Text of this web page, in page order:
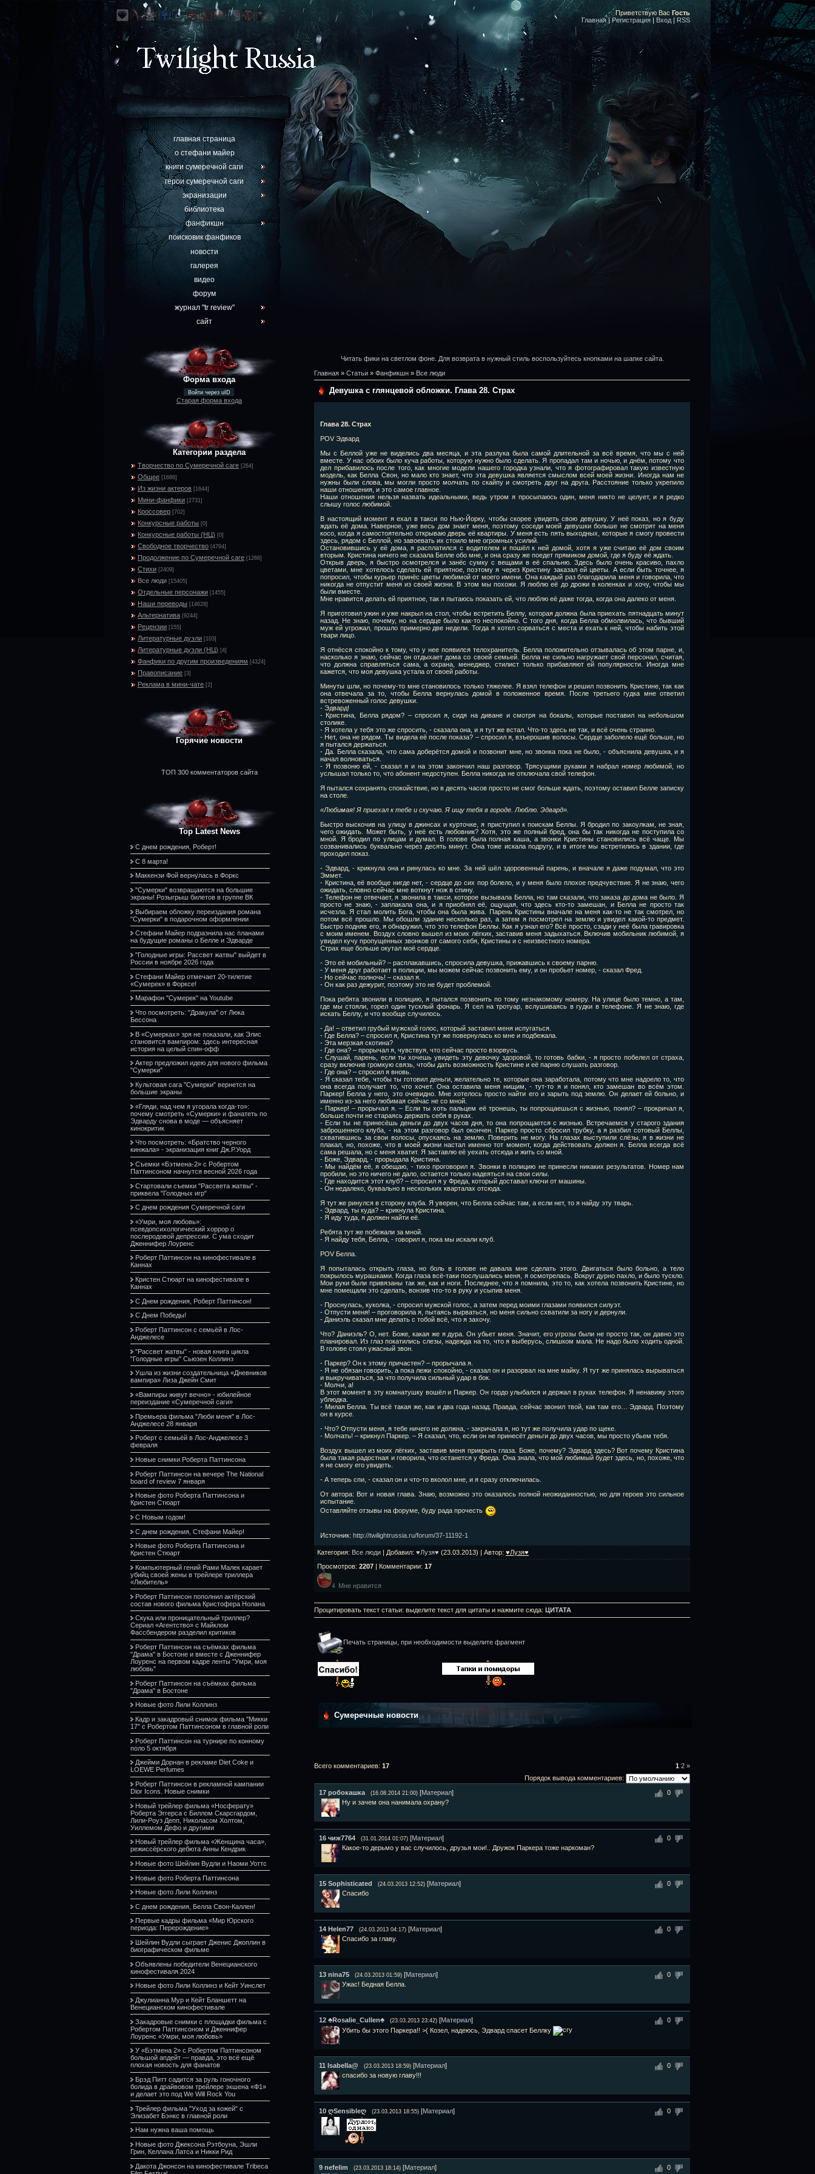
Приветствую Вас Гость
Главная|Регистрация | Вход | RSS
главная страница
о стефани майер
книги сумеречной саги
герои сумеречной саги
экранизации
библиотека
фанфикшн
поисковик фанфиков
новости
галерея
видео
форум
журнал "tr review"
сайт
Форма входа
Войти через uID
Старая форма входа
Категории раздела
Творчество по Сумеречной саге [264]
Общее [1686]
Из жизни актеров [1644]
Мини-фанфики [2731]
Кроссовер [702]
Конкурсные работы [0]
Конкурсные работы (НЦ) [0]
Свободное творчество [4794]
Продолжение по Сумеречной саге [1266]
Стихи [2409]
Все люди [15405]
Отдельные персонажи [1455]
Наши переводы [14628]
Альтернатива [9244]
Рецензии [155]
Литературные дуэли [103]
Литературные дуэли (НЦ) [4]
Фанфики по другим произведениям [4324]
Правописание [3]
Реклама в мини-чате [2]
Горячие новости
ТОП 300 комментаторов сайта
Top Latest News
С днем рождения, Роберт!
С 8 марта!
Маккензи Фой вернулась в Форкс
"Сумерки" возвращаются на большие
экраны! Розыгрыш билетов в группе ВК
Выбираем обложку переиздания романа
"Сумерки" в подарочном оформлении
Стефани Майер подразнила нас планами
на будущие романы о Белле и Эдварде
"Голодные игры: Рассвет жатвы" выйдет в
России в ноябре 2026 года
Стефани Майер отмечает 20-тилетие
«Сумерек» в Форксе!
Марафон "Сумерек" на Youtube
Что посмотреть: "Дракула" от Люка
Бессона
В «Сумерках» зря не показали, как Элис
становится вампиром: здесь интересная
история на целый спин-офф
Актер предложил идею для нового фильма
"Сумерки"
Культовая сага "Сумерки" вернется на
большие экраны
«Гляди, над чем я угорала когда-то»:
почему смотреть «Сумерки» и фанатеть по
Эдварду снова в моде — объясняет
кинокритик
Что посмотреть: «Братство черного
кинжала» - экранизация книг Дж.Р.Уорд
Съемки «Бэтмена-2» с Робертом
Паттинсоном начнутся весной 2026 года
Стартовали съемки "Рассвета жатвы" -
приквела "Голодных игр"
С днем рождения Сумеречной саги
«Умри, моя любовь»:
псевдопсихологический хоррор о
послеродовой депрессии. С ума сходит
Дженнифер Лоуренс
Роберт Паттинсон на кинофестивале в
Каннах
Кристен Стюарт на кинофестивале в
Каннах
С Днем рождения, Роберт Паттинсон!
С Днем Победы!
Роберт Паттинсон с семьёй в Лос-
Анджелесе
"Рассвет жатвы" - новая книга цикла
"Голодные игры" Сьюзен Коллинз
Ушла из жизни создательница «Дневников
вампира» Лиза Джейн Смит
«Вампиры живут вечно» - юбилейное
переиздание «Сумеречной саги»
Премьера фильма "Люби меня" в Лос-
Анджелесе 28 января
Роберт с семьёй в Лос-Анджелесе 3
февраля
Новые снимки Роберта Паттинсона
Роберт Паттинсон на вечере The National
board of review 7 января
Новые фото Роберта Паттинсона и
Кристен Стюарт
С Новым годом!
С днем рождения, Стефани Майер!
Новые фото Роберта Паттинсона и
Кристен Стюарт
Компьютерный гений Рами Малек карает
убийц своей жены в трейлере триллера
«Любитель»
Роберт Паттинсон пополнил актёрский
состав нового фильма Кристофера Нолана
Скука или проницательный триллер?
Сериал «Агентство» с Майклом
Фассбендером разделил критиков
Роберт Паттинсон на съёмках фильма
"Драма" в Бостоне и вместе с Дженнифер
Лоуренс на первом кадре ленты "Умри, моя
любовь"
Роберт Паттинсон на съёмках фильма
"Драма" в Бостоне
Новые фото Лили Коллинз
Кадр и закадровый снимок фильма "Микки
17" с Робертом Паттинсоном в главной роли
Роберт Паттинсон на турнире по конному
поло 5 октября
Джейми Дорнан в рекламе Diet Coke и
LOEWE Perfumes
Роберт Паттинсон в рекламной кампании
Dior Icons. Новые снимки
Новый трейлер фильма «Носферату»
Роберта Эггерса с Биллом Скарсгардом,
Лили-Роуз Депп, Николасом Холтом,
Уиллемом Дефо и другими
Новый трейлер фильма «Женщина часа»,
режиссёрского дебюта Анны Кендрик
Новые фото Шейлин Вудли и Наоми Уоттс
Новые фото Роберта Паттинсона
Новые фото Лили Коллинз
С днем рождения, Белла Свон-Каллен!
Первые кадры фильма «Мир Юрского
периода: Перерождение»
Шейлин Вудли сыграет Дженис Джоплин в
биографическом фильме
Объявлены победители Венецианского
кинофестиваля 2024
Новые фото Лили Коллинз и Кейт Уинслет
Джулианна Мур и Кейт Бланшетт на
Венецианском кинофестивале
Закадровые снимки с площадки фильма с
Робертом Паттинсоном и Дженнифер
Лоуренс «Умри, моя любовь»
У «Бэтмена 2» с Робертом Паттинсоном
большой апдейт — правда, это всё ещё
плохая новость для фанатов
Брэд Питт садится за руль гоночного
болида в драйвовом трейлере экшена «Ф1»
и делает это под We Will Rock You
Трейлер фильма "Уход за кожей" с
Элизабет Бэнкс в главной роли
Нам нужна ваша помощь
Новые фото Джексона Рэтбоуна, Эшли
Грин, Келлана Латса и Никки Рид
Дакота Джонсон на кинофестивале Tribeca
Читать фики на светлом фоне. Для возврата в нужный стиль воспользуйтесь кнопками на шапке сайта.
Главная » Статьи » Фанфикшн » Все люди
Девушка с глянцевой обложки. Глава 28. Страх
Глава 28. Страх
POV Эдвард
Мы с Беллой уже не виделись два месяца, и эта разлука была самой длительной за всё время, что мы с ней
вместе. У нас обоих было куча работы, которую нужно было сделать. Я пропадал там и ночью, и днём, потому что
дел прибавилось после того, как многие модели нашего городка узнали, что я фотографировал такую известную
модель, как Белла Свон, но мало кто знает, что эта девушка является смыслом всей моей жизни. Иногда нам не
нужны были слова, мы могли просто молчать по скайпу и смотреть друг на друга. Расстояние только укрепило
наши отношения, и это самое главное.
Наши отношения нельзя назвать идеальными, ведь утром я просыпаюсь один, меня никто не целует, и я редко
слышу голос любимой.
В настоящий момент я ехал в такси по Нью-Йорку, чтобы скорее увидеть свою девушку. У неё показ, но я буду
ждать её дома. Наверное, уже весь дом знает меня, поэтому соседи моей девушки больше не смотрят на меня
косо, когда я самостоятельно открываю дверь её квартиры. У меня есть пять выходных, которые я смогу провести
здесь, рядом с Беллой, но завоевать их стоило мне огромных усилий.
Остановившись у её дома, я расплатился с водителем и пошёл к ней домой, хотя я уже считаю её дом своим
вторым. Кристина ничего не сказала Белле обо мне, и она сразу же поедет прямиком домой, где я буду её ждать.
Открыв дверь, я быстро осмотрелся и занёс сумку с вещами в её спальню. Здесь было очень красиво, пахло
цветами, мне хотелось сделать ей приятное, поэтому я через Кристину заказал ей цветы. А если быть точнее, я
попросил, чтобы курьер принёс цветы любимой от моего имени. Она каждый раз благодарила меня и говорила, что
никогда не отпустит меня из своей жизни. В этом мы похожи. Я люблю её до дрожи в коленках и хочу, чтобы мы
были вместе.
Мне нравится делать ей приятное, так я пытаюсь показать ей, что люблю её даже тогда, когда она далеко от меня.
Я приготовил ужин и уже накрыл на стол, чтобы встретить Беллу, которая должна была приехать пятнадцать минут
назад. Не знаю, почему, но на сердце было как-то неспокойно. С того дня, когда Белла обмолвилась, что бывший
муж ей угрожал, прошло примерно две недели. Тогда я хотел сорваться с места и ехать к ней, чтобы набить этой
твари лицо.
Я отнёсся спокойно к тому, что у нее появился телохранитель. Белла положительно отзывалась об этом парне, и,
насколько я знаю, сейчас он отдыхает дома со своей семьей. Белла не сильно нагружает свой персонал, считая,
что должна справляться сама, а охрана, менеджер, стилист только прибавляют ей популярности. Иногда мне
кажется, что моя девушка устала от своей работы.
Минуты шли, но почему-то мне становилось только тяжелее. Я взял телефон и решил позвонить Кристине, так как
она отвечала за то, чтобы Белла вернулась домой в положенное время. После третьего гудка мне ответил
встревоженный голос девушки.
- Эдвард!
- Кристина, Белла рядом? – спросил я, сидя на диване и смотря на бокалы, которые поставил на небольшом
столике.
- Я хотела у тебя это же спросить, - сказала она, и я тут же встал. Что-то здесь не так, и всё очень странно.
- Нет, она не рядом. Ты видела её после показа? – спросил я, взъерошив волосы. Сердце заболело ещё больше, но
я пытался держаться.
- Да. Белла сказала, что сама доберётся домой и позвонит мне, но звонка пока не было, - объяснила девушка, и я
начал волноваться.
- Я позвоню ей, - сказал я и на этом закончил наш разговор. Трясущими руками я набрал номер любимой, но
услышал только то, что абонент недоступен. Белла никогда не отключала свой телефон.
Я пытался сохранять спокойствие, но в десять часов просто не смог больше ждать, поэтому оставил Белле записку
на столе.
«Любимая! Я приехал к тебе и скучаю. Я ищу тебя в городе. Люблю. Эдвард».
Быстро выскочив на улицу в джинсах и курточке, я приступил к поискам Беллы. Я бродил по закоулкам, не зная,
чего ожидать. Может быть, у неё есть любовник? Хотя, это же полный бред, она бы так никогда не поступила со
мной. Я бродил по улицам и думал. В голове была полная каша, а звонки Кристины становились всё чаще. Мы
созванивались буквально через десять минут. Она тоже искала подругу, и в итоге мы встретились в здании, где
проходил показ.
- Эдвард, - крикнула она и ринулась ко мне. За ней шёл здоровенный парень, и вначале я даже подумал, что это
Эммет.
- Кристина, её вообще нигде нет, - сердце до сих пор болело, и у меня было плохое предчувствие. Я не знаю, чего
ожидать, словно сейчас мне воткнут нож в спину.
- Телефон не отвечает, я звонила в такси, которое вызывала Белла, но там сказали, что заказа до дома не было. Я
просто не знаю, - заплакала она, и я приобнял её, ощущая, что здесь кто-то замешан, и Белла не просто так
исчезла. Я стал молить Бога, чтобы она была жива. Парень Кристины вначале на меня как-то не так смотрел, но
потом всё прошло. Мы обошли здание несколько раз, а затем я посмотрел на землю и увидел какой-то предмет.
Быстро подняв его, я обнаружил, что это телефон Беллы. Как я узнал его? Всё просто, сзади у неё была гравировка
с моим именем. Воздух словно вышел из моих лёгких, заставив меня задыхаться. Включив мобильник любимой, я
увидел кучу пропущенных звонков от самого себя, Кристины и с неизвестного номера.
Страх еще больше окутал моё сердце.
- Это её мобильный? – расплакавшись, спросила девушка, прижавшись к своему парню.
- У меня друг работает в полиции, мы можем сейчас позвонить ему, и он пробьет номер, - сказал Фред.
- Но сейчас полночь! – сказал я.
- Он как раз дежурит, поэтому это не будет проблемой.
Пока ребята звонили в полицию, я пытался позвонить по тому незнакомому номеру. На улице было темно, а там,
где мы стояли, горел один тусклый фонарь. Я сел на тротуар, вслушиваясь в гудки в телефоне. Я не знаю, где
искать Беллу, и что вообще случилось.
- Да! – ответил грубый мужской голос, который заставил меня испугаться.
- Где Белла? – спросил я, Кристина тут же повернулась ко мне и подбежала.
- Эта мерзкая скотина?
- Где она? – прорычал я, чувствуя, что сейчас просто взорвусь.
- Слушай, парень, если ты хочешь увидеть эту девочку здоровой, то готовь бабки, - я просто побелел от страха,
сразу включив громкую связь, чтобы дать возможность Кристине и её парню слушать разговор.
- Где она? – спросил я вновь.
- Я сказал тебе, чтобы ты готовил деньги, желательно те, которые она заработала, потому что мне надоело то, что
она всегда получает то, что хочет. Она оставила меня нищим, - тут-то я и понял, кто замешан во всём этом.
Паркер! Белла у него, это очевидно. Мне хотелось просто найти его и зарыть под землю. Он делает ей больно, и
именно из-за него любимая сейчас не со мной.
- Паркер! – прорычал я. – Если ты хоть пальцем её тронешь, ты попрощаешься с жизнью, понял? – прокричал я,
больше почти не стараясь держать себя в руках.
- Если ты не принесёшь деньги до двух часов дня, то она попрощается с жизнью. Встречаемся у старого здания
заброшенного клуба, - на этом разговор был окончен. Паркер просто сбросил трубку, а я разбил сотовый Беллы,
схватившись за свои волосы, опускаясь на землю. Поверить не могу. На глазах выступили слёзы, я в жизни не
плакал, но, похоже, что в моей жизни настал именно тот момент, когда действовать должен я. Белла всегда всё
сама решала, но с меня хватит. Я заставлю её уехать отсюда и жить со мной.
- Боже, Эдвард, - прорыдала Кристина.
- Мы найдём её, я обещаю, - тихо проговорил я. Звонки в полицию не принесли никаких результатов. Номер нам
пробили, но это ничего не дало, остается только надеяться на свои силы.
- Где находится этот клуб? – спросил я у Фреда, который доставал ключи от машины.
- Он недалеко, буквально в нескольких кварталах отсюда.
Я тут же ринулся в сторону клуба. Я уверен, что Белла сейчас там, а если нет, то я найду эту тварь.
- Эдвард, ты куда? – крикнула Кристина.
- Я иду туда, я должен найти её.
Ребята тут же побежали за мной.
- Я найду тебя, Белла, - говорил я, пока мы искали клуб.
POV Белла.
Я попыталась открыть глаза, но боль в голове не давала мне сделать этого. Двигаться было больно, а тело
покрылось мурашками. Когда глаза всё-таки послушались меня, я осмотрелась. Вокруг дурно пахло, и было тускло.
Мои руки были привязаны так же, как и ноги. Последнее, что я помнила, это то, как хотела позвонить Кристине, но
мне помещали это сделать, вонзив что-то в руку и усыпив меня.
- Проснулась, куколка, - спросил мужской голос, а затем перед моими глазами появился силуэт.
- Отпусти меня! – проговорила я, пытаясь вырваться, но меня сильно схватили за ногу и дернули.
- Даниэль сказал мне делать с тобой всё, что я захочу.
Что? Даниэль? О, нет. Боже, какая же я дура. Он убьет меня. Значит, его угрозы были не просто так, он давно это
планировал. Из глаз покатились слезы, надежда на то, что я выберусь, слишком мала. Не надо было ходить одной.
В голове стоял ужасный звон.
- Паркер? Он к этому причастен? – прорычала я.
- Я не обязан говорить, а пока лежи спокойно, - сказал он и разорвал на мне майку. Я тут же принялась вырываться
и выкручиваться, за что получила сильный удар в бок.
- Молчи, а!
В этот момент в эту комнатушку вошёл и Паркер. Он гордо улыбался и держал в руках телефон. Я ненавижу этого
ублюдка.
- Милая Белла. Ты всё такая же, как и два года назад. Правда, сейчас звонил твой, как там его… Эдвард. Поэтому
он в курсе.
- Что? Отпусти меня, я тебе ничего не должна, - закричала я, но тут же получила удар по щеке.
- Молчать! – крикнул Паркер. – Я сказал, что, если он не принесёт деньги до двух часов, мы просто убьем тебя.
Воздух вышел из моих лёгких, заставив меня прикрыть глаза. Боже, почему? Эдвард здесь? Вот почему Кристина
была такая радостная и говорила, что останется у Фреда. Она знала, что мой любимый будет здесь, но, похоже, что
я не смогу его увидеть.
- А теперь спи, - сказал он и что-то вколол мне, и я сразу отключилась.
От автора: Вот и новая глава. Знаю, возможно это оказалось полной неожиданностью, но для героев это сильное
испытание.
Оставляйте отзывы на форуме, буду рада прочесть
Источник: http://twilightrussia.ru/forum/37-11192-1
Категория: Все люди | Добавил: ♥Лузя♥ (23.03.2013) | Автор: ♥Лузя♥
Просмотров: 2207 | Комментарии: 17
4 Мне нравится
Процитировать текст статьи: выделите текст для цитаты и нажмите сюда: ЦИТАТА
Печать страницы, при необходимости выделите фрагмент
Сумеречные новости
Всего комментариев: 17 1 2 »
Порядок вывода комментариев:
0
17 робокашка (16.08.2014 21:00) [Материал]
Ну и зачем она нанимала охрану?
0
16 чиж7764 (31.01.2014 01:07) [Материал]
Какое-то дерьмо у вас случилось, друзья мои!.. Дружок Паркера тоже наркоман?
0
15 Sophisticated (24.03.2013 12:52) [Материал]
Спасибо
0
14 Helen77 (24.03.2013 04:17) [Материал]
Спасибо за главу.
0
13 nina75 (24.03.2013 01:59) [Материал]
Ужас! Бедная Белла.
0
12 ♣Rosalie_Cullen♣ (23.03.2013 23:42) [Материал]
Убить бы этого Паркера!! >( Козел, надеюсь, Эдвард спасет Беллку
0
11 Isabella@ (23.03.2013 18:59) [Материал]
спасибо за новую главу!!!
0
10 ღSensibleღ (23.03.2013 18:55) [Материал]
0
9 nefelim (23.03.2013 18:14) [Материал]